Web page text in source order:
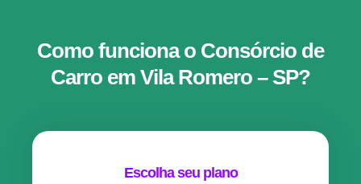
Como funciona o Consórcio de
Carro em Vila Romero – SP?
Escolha seu plano